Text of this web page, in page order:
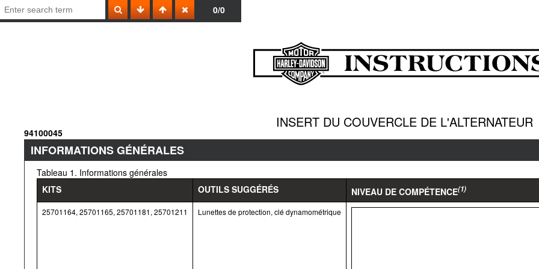
0/0
INSERT DU COUVERCLE DE L'ALTERNATEUR
94100045
INFORMATIONS GÉNÉRALES
Tableau 1. Informations générales
KITS
OUTILS SUGGÉRÉS NIVEAU DE COMPÉTENCE(1)
25701164, 25701165, 25701181, 25701211 Lunettes de protection, clé dynamométrique